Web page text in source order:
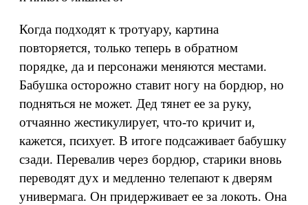
Когда подходят к тротуару, картина
повторяется, только теперь в обратном
порядке, да и персонажи меняются местами.
Бабушка осторожно ставит ногу на бордюр, но
подняться не может. Дед тянет ее за руку,
отчаянно жестикулирует, что‑то кричит и,
кажется, психует. В итоге подсаживает бабушку
сзади. Перевалив через бордюр, старики вновь
переводят дух и медленно телепают к дверям
универмага. Он придерживает ее за локоть. Она